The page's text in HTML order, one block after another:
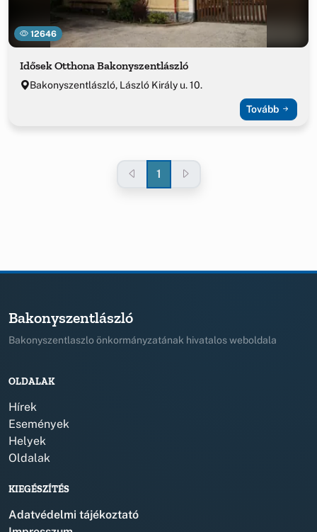
12646
Idősek Otthona Bakonyszentlászló
Bakonyszentlászló, László Király u. 10.
Tovább
1
Bakonyszentlászló
Bakonyszentlaszlo önkormányzatának hivatalos weboldala
OLDALAK
Hírek
Események
Helyek
Oldalak
KIEGÉSZÍTÉS
Adatvédelmi tájékoztató